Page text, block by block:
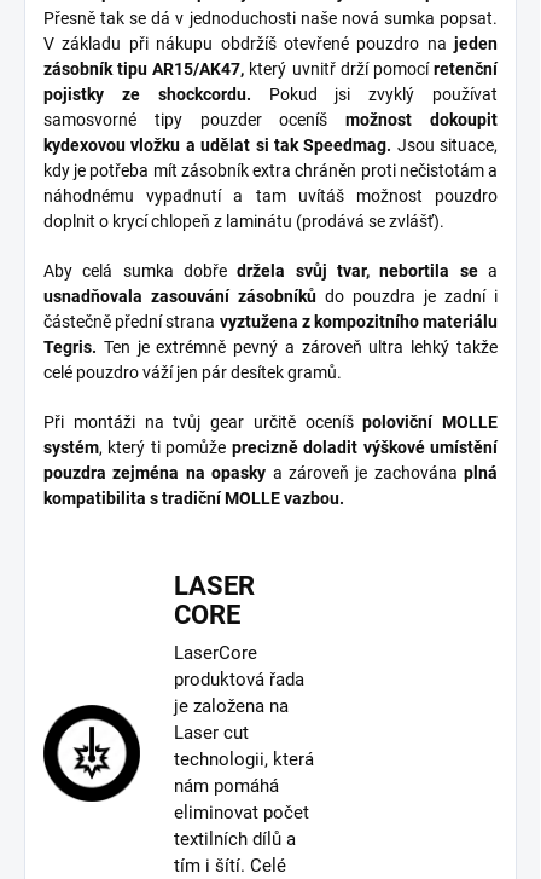
Přesně tak se dá v jednoduchosti naše nová sumka popsat.
V základu při nákupu obdržíš otevřené pouzdro na jeden
zásobník tipu AR15/AK47, který uvnitř drží pomocíretenční
pojistky ze shockcordu. Pokud jsi zvyklý používat
samosvorné tipy pouzder oceníšmožnost dokoupit
kydexovou vložku a udělat si tak Speedmag. Jsou situace,
kdy je potřeba mít zásobník extra chráněn proti nečistotám a
náhodnému vypadnutí a tam uvítáš možnost pouzdro
doplnit o krycí chlopeň z laminátu (prodává se zvlášť).
Aby celá sumka dobředržela svůj tvar, nebortila sea
usnadňovala zasouvání zásobníků do pouzdra je zadní i
částečně přední strana vyztužena z kompozitního materiálu
Tegris. Ten je extrémně pevný a zároveň ultra lehký takže
celé pouzdro váží jen pár desítek gramů.
Při montáži na tvůj gear určitě oceníšpoloviční MOLLE
systém, který ti pomůže precizně doladit výškové umístění
pouzdra zejména na opasky a zároveň je zachována plná
kompatibilita s tradiční MOLLE vazbou.
LASER
CORE
LaserCore
produktová řada
je založena na
Laser cut
technologii, která
nám pomáhá
eliminovat počet
textilních dílů a
tím i šítí. Celé